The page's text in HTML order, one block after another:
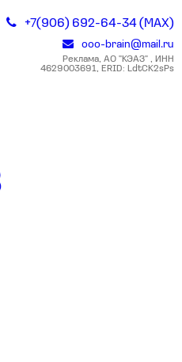
+7(906) 692-64-34 (MAX)
ooo-brain@mail.ru
Реклама, АО "КЭАЗ" , ИНН
4629003691, ERID: LdtCK2sPs